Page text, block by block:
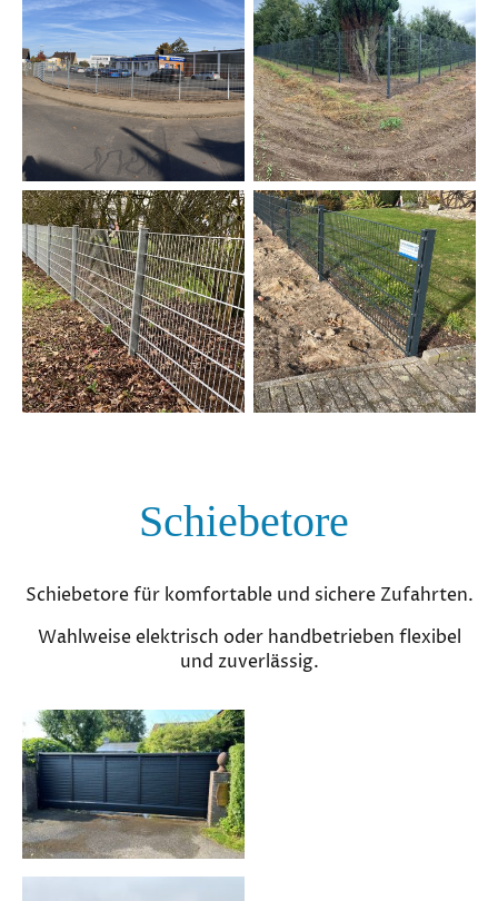
Schiebetore
Schiebetore für komfortable und sichere Zufahrten.
Wahlweise elektrisch oder handbetrieben flexibel
und zuverlässig.